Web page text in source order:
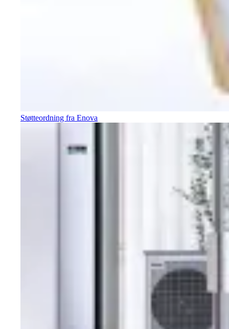
Støtteordning fra Enova